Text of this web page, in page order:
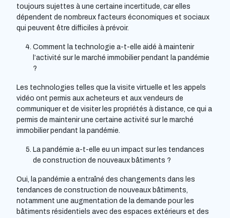
toujours sujettes à une certaine incertitude, car elles
dépendent de nombreux facteurs économiques et sociaux
qui peuvent être difficiles à prévoir.
Comment la technologie a-t-elle aidé à maintenir
l’activité sur le marché immobilier pendant la pandémie
?
Les technologies telles que la visite virtuelle et les appels
vidéo ont permis aux acheteurs et aux vendeurs de
communiquer et de visiter les propriétés à distance, ce qui a
permis de maintenir une certaine activité sur le marché
immobilier pendant la pandémie.
La pandémie a-t-elle eu un impact sur les tendances
de construction de nouveaux bâtiments ?
Oui, la pandémie a entraîné des changements dans les
tendances de construction de nouveaux bâtiments,
notamment une augmentation de la demande pour les
bâtiments résidentiels avec des espaces extérieurs et des